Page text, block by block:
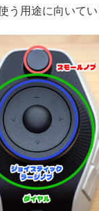
う用途に向いてい